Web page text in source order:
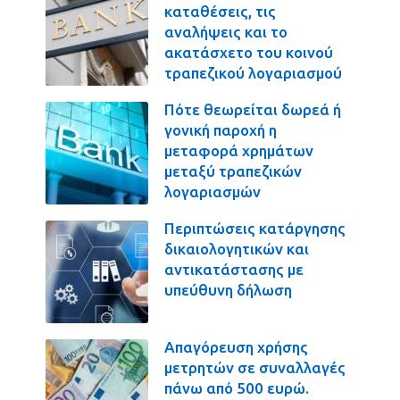
καταθέσεις, τις
αναλήψεις και το
ακατάσχετο του κοινού
τραπεζικού λογαριασμού
Πότε θεωρείται δωρεά ή
γονική παροχή η
μεταφορά χρημάτων
μεταξύ τραπεζικών
λογαριασμών
Περιπτώσεις κατάργησης
δικαιολογητικών και
αντικατάστασης με
υπεύθυνη δήλωση
Απαγόρευση χρήσης
μετρητών σε συναλλαγές
πάνω από 500 ευρώ.